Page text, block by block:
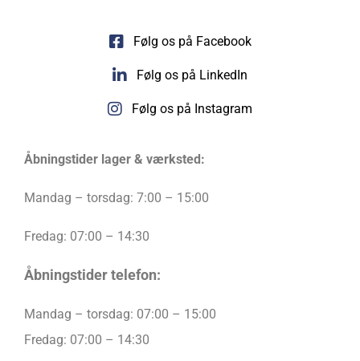
Følg os på Facebook
Følg os på LinkedIn
Følg os på Instagram
Åbningstider lager & værksted:
Mandag – torsdag: 7:00 – 15:00
Fredag: 07:00 – 14:30
Åbningstider telefon:
Mandag – torsdag: 07:00 – 15:00
Fredag: 07:00 – 14:30